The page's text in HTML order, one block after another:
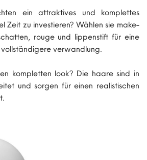
ein attraktives und komplettes
Zeit zu investieren? Wählen sie make-
rouge und lippenstift für eine
verwandlung.
kompletten look? Die haare sind in
und sorgen für einen realistischen